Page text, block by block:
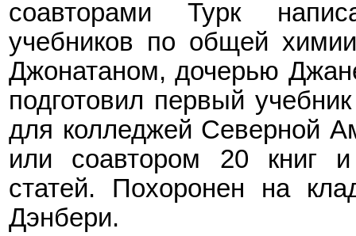
соавторами Турк
учебников по общей
Джонатаном, дочерью
подготовил первый
для колледжей Северной
или соавтором 20 книг
статей. Похоронен на
Дэнбери.